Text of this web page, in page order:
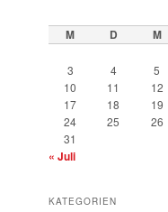
M D M
3
4 5
10
11 12
17
18 19
24
25 26
31
« Juli
KATEGORIEN